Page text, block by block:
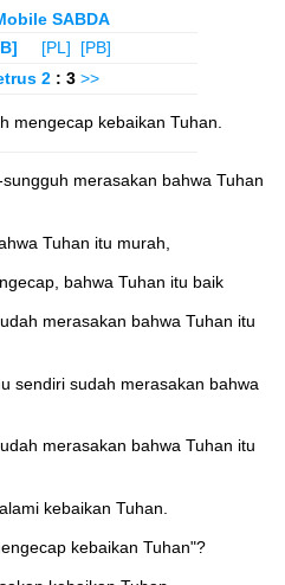
SABDA
[PL]
[PB]
2 : 3 >>
mengecap kebaikan Tuhan.
merasakan bahwa Tuhan
Tuhan itu murah,
bahwa Tuhan itu baik
merasakan bahwa Tuhan itu
sendiri sudah merasakan bahwa
merasakan bahwa Tuhan itu
kebaikan Tuhan.
kebaikan Tuhan"?